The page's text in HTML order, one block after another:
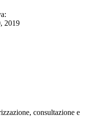
2019
consultazione e